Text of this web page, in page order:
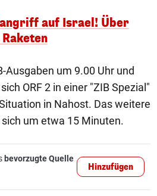
auf Israel! Über
Ausgaben um 9.00 Uhr und
ORF 2 in einer "ZIB Spezial"
in Nahost. Das weitere
um etwa 15 Minuten.
bevorzugte Quelle
Hinzufügen